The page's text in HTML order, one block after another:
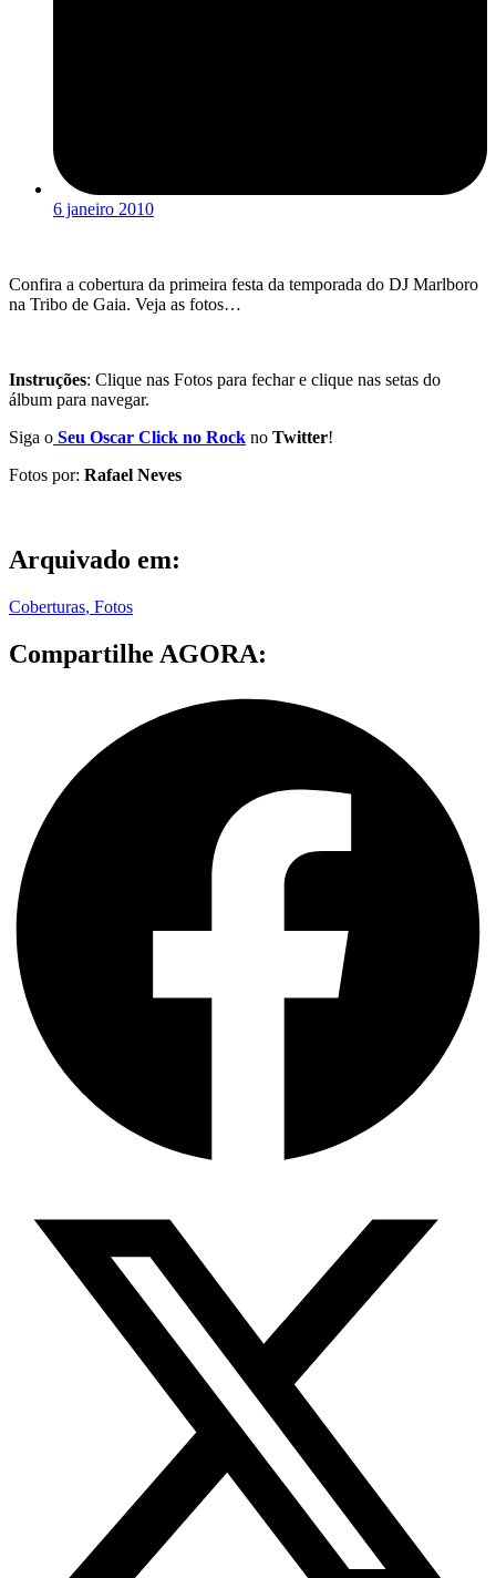
6 janeiro 2010
Confira a cobertura da primeira festa da temporada do DJ Marlboro
na Tribo de Gaia. Veja as fotos…
Instruções: Clique nas Fotos para fechar e clique nas setas do
álbum para navegar.
Siga o Seu Oscar Click no Rock no Twitter!
Fotos por: Rafael Neves
Arquivado em:
Coberturas, Fotos
Compartilhe AGORA: